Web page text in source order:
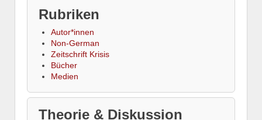
Rubriken
Autor*innen
Non-German
Zeitschrift Krisis
Bücher
Medien
Theorie & Diskussion